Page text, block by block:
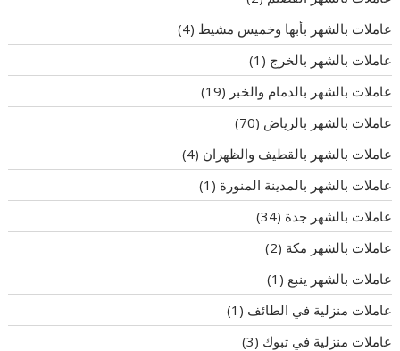
عاملات بالشهر بأبها وخميس مشيط (4)
عاملات بالشهر بالخرج (1)
عاملات بالشهر بالدمام والخبر (19)
عاملات بالشهر بالرياض (70)
عاملات بالشهر بالقطيف والظهران (4)
عاملات بالشهر بالمدينة المنورة (1)
عاملات بالشهر جدة (34)
عاملات بالشهر مكة (2)
عاملات بالشهر ينبع (1)
عاملات منزلية في الطائف (1)
عاملات منزلية في تبوك (3)